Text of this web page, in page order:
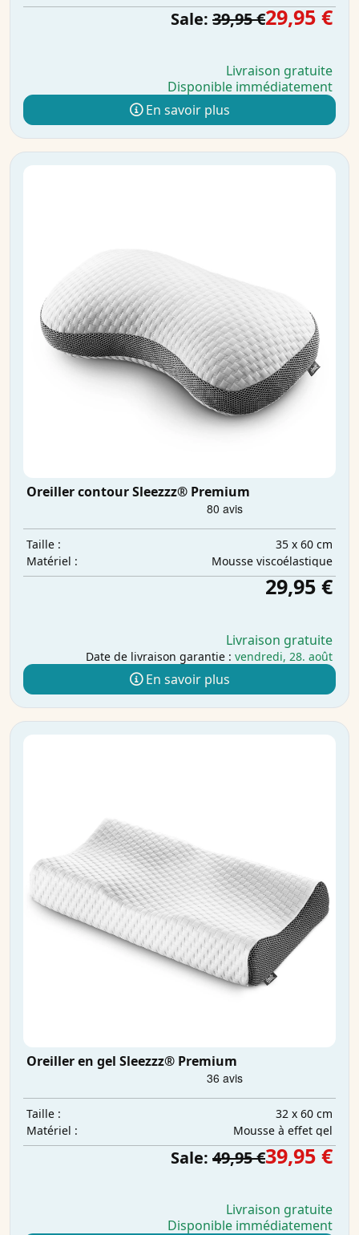
Sale: 39,95 €29,95 €
Livraison gratuite
Disponible immédiatement
En savoir plus
Oreiller contour Sleezzz® Premium
Taille :
35 x 60 cm
Matériel :
Mousse viscoélastique
29,95 €
Livraison gratuite
Date de livraison garantie : vendredi, 28. août
En savoir plus
Oreiller en gel Sleezzz® Premium
Taille :
32 x 60 cm
Matériel :
Mousse à effet gel
Sale: 49,95 €39,95 €
Livraison gratuite
Disponible immédiatement